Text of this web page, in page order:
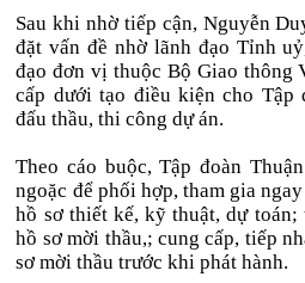
Sau khi nhờ tiếp cận, Nguyễn
đặt vấn đề nhờ lãnh đạo Tỉnh
đạo đơn vị thuộc Bộ Giao thông
cấp dưới tạo điều kiện cho Tập
đấu thầu, thi công dự án.
Theo cáo buộc, Tập đoàn
ngoặc để phối hợp, tham gia
hồ sơ thiết kế, kỹ thuật, dự
hồ sơ mời thầu,; cung cấp, tiếp
sơ mời thầu trước khi phát hành.